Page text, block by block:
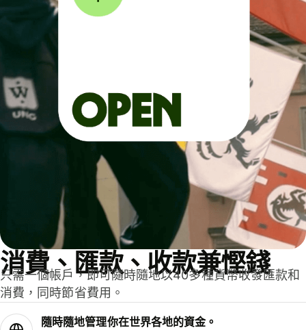
消費、匯款、收款兼慳錢
只需一個帳戶，即可隨時隨地以40多種貨幣收發匯款和
消費，同時節省費用。
隨時隨地管理你在世界各地的資金。